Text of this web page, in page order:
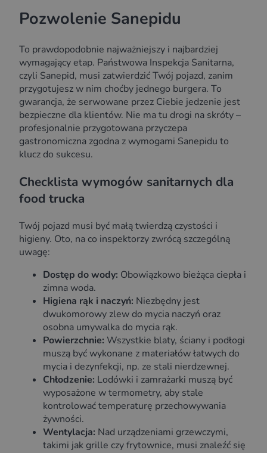
Pozwolenie Sanepidu
To prawdopodobnie najważniejszy i najbardziej
wymagający etap. Państwowa Inspekcja Sanitarna,
czyli Sanepid, musi zatwierdzić Twój pojazd, zanim
przygotujesz w nim choćby jednego burgera. To
gwarancja, że serwowane przez Ciebie jedzenie jest
bezpieczne dla klientów. Nie ma tu drogi na skróty –
profesjonalnie przygotowana przyczepa
gastronomiczna zgodna z wymogami Sanepidu to
klucz do sukcesu.
Checklista wymogów sanitarnych dla
food trucka
Twój pojazd musi być małą twierdzą czystości i
higieny. Oto, na co inspektorzy zwrócą szczególną
uwagę:
Dostęp do wody: Obowiązkowo bieżąca ciepła i
zimna woda.
Higiena rąk i naczyń: Niezbędny jest
dwukomorowy zlew do mycia naczyń oraz
osobna umywalka do mycia rąk.
Powierzchnie: Wszystkie blaty, ściany i podłogi
muszą być wykonane z materiałów łatwych do
mycia i dezynfekcji, np. ze stali nierdzewnej.
Chłodzenie: Lodówki i zamrażarki muszą być
wyposażone w termometry, aby stale
kontrolować temperaturę przechowywania
żywności.
Wentylacja: Nad urządzeniami grzewczymi,
takimi jak grille czy frytownice, musi znaleźć się